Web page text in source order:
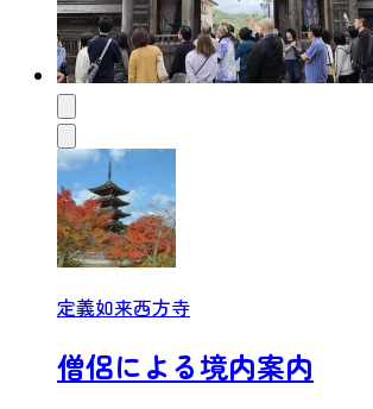
定義如来西方寺
僧侶による境内案内